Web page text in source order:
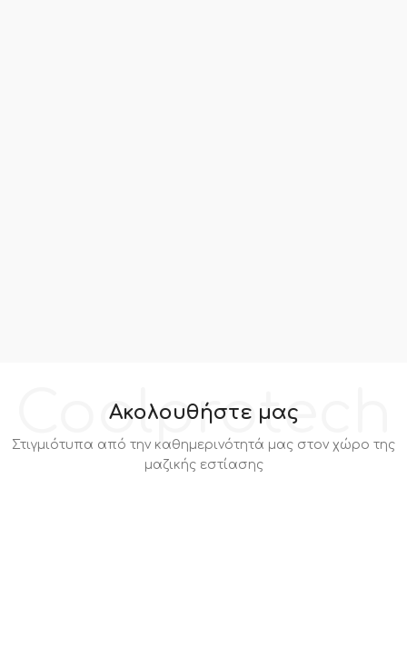
Coolprotech
Ακολουθήστε μας
Στιγμιότυπα από την καθημερινότητά μας στον χώρο της
μαζικής εστίασης